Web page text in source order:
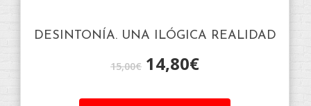
DESINTONÍA. UNA ILÓGICA REALIDAD
15,00€ 14,80€